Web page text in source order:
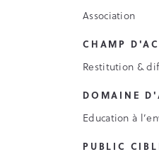
Association
CHAMP
Restitution &
DOMAINE
Education à
PUBLIC